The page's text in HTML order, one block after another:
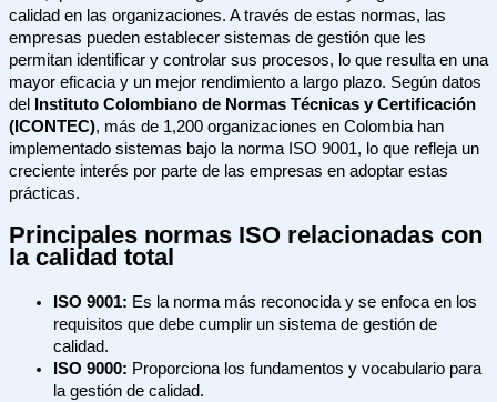
calidad en las organizaciones. A través de estas normas, las
empresas pueden establecer sistemas de gestión que les
permitan identificar y controlar sus procesos, lo que resulta en una
mayor eficacia y un mejor rendimiento a largo plazo. Según datos
del
Instituto Colombiano de Normas Técnicas y Certificación
(ICONTEC), más de 1,200 organizaciones en Colombia han
implementado sistemas bajo la norma ISO 9001, lo que refleja un
creciente interés por parte de las empresas en adoptar estas
prácticas.
Principales normas ISO relacionadas con
la calidad total
ISO 9001: Es la norma más reconocida y se enfoca en los
requisitos que debe cumplir un sistema de gestión de
calidad.
ISO 9000: Proporciona los fundamentos y vocabulario para
la gestión de calidad.